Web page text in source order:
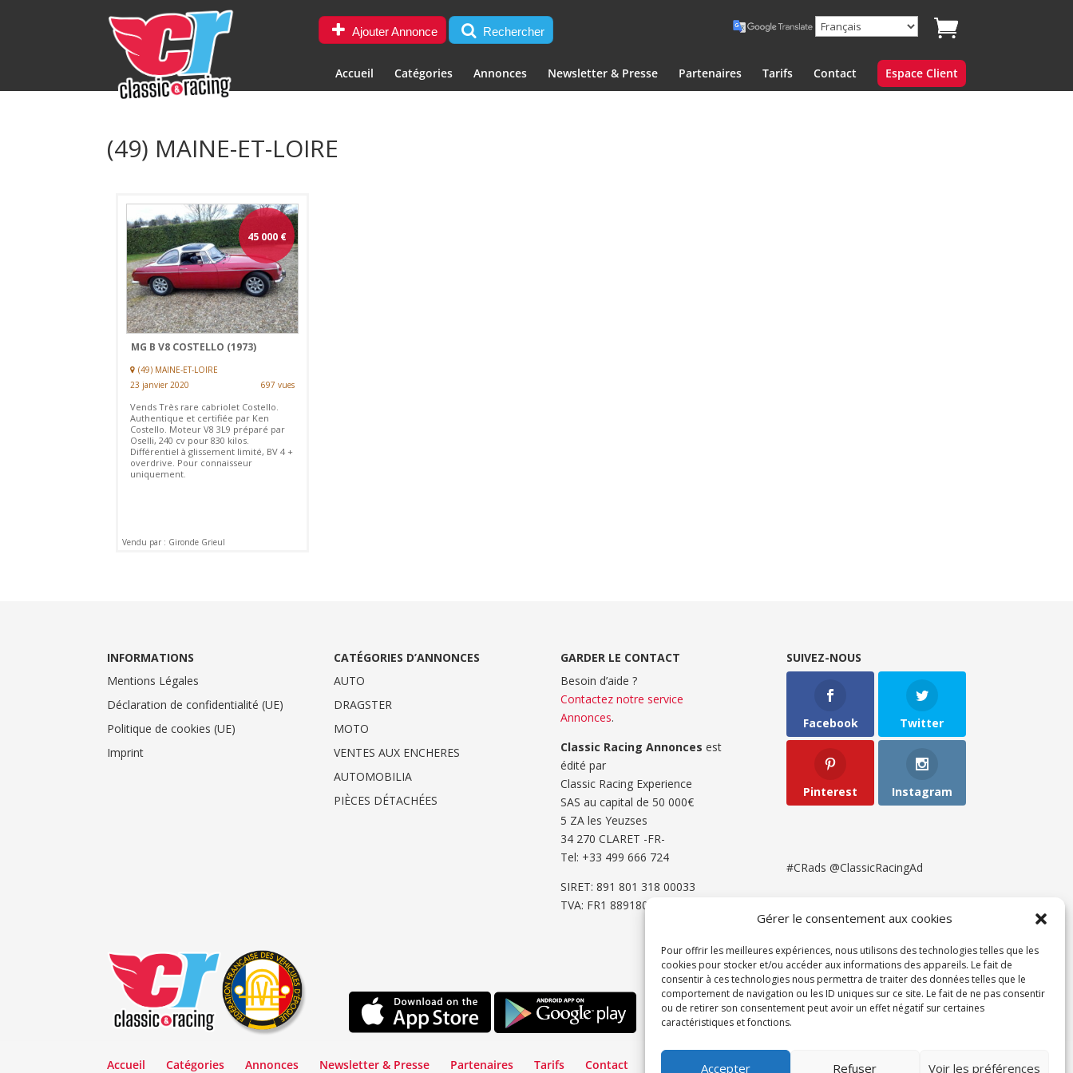
Gérer le consentement aux cookies
Pour offrir les meilleures expériences, nous utilisons des technologies telles que les
cookies pour stocker et/ou accéder aux informations des appareils. Le fait de
consentir à ces technologies nous permettra de traiter des données telles que le
comportement de navigation ou les ID uniques sur ce site. Le fait de ne pas consentir
ou de retirer son consentement peut avoir un effet négatif sur certaines
caractéristiques et fonctions.
Accepter Refuser Voir les préférences
Ajouter Annonce Rechercher
Accueil Catégories Annonces Newsletter & Presse Partenaires Tarifs Contact Espace Client
(49) MAINE-ET-LOIRE
45 000€
MG B V8 COSTELLO (1973)
(49) MAINE-ET-LOIRE
23 janvier 2020
697 vues
Vends Très rare cabriolet Costello.
Authentique et certifiée par Ken
Costello. Moteur V8 3L9 préparé par
Oselli, 240 cv pour 830 kilos.
Différentiel à glissement limité, BV 4 +
overdrive. Pour connaisseur
uniquement.
Vendu par : Gironde Grieul
INFORMATIONS
Mentions Légales
Déclaration de confidentialité (UE)
Politique de cookies (UE)
Imprint
CATÉGORIES D’ANNONCES
AUTO
DRAGSTER
MOTO
VENTES AUX ENCHERES
AUTOMOBILIA
PIÈCES DÉTACHÉES
GARDER LE CONTACT
Besoin d’aide ?
Contactez notre service
Annonces.
Classic Racing Annonces est
édité par
Classic Racing Experience
SAS au capital de 50 000€
5 ZA les Yeuzses
34 270 CLARET -FR-
Tel: ‭+33 499 666 724‬
SIRET: 891 801 318 00033
TVA: FR1 8891801318
SUIVEZ-NOUS
Facebook Twitter
Pinterest Instagram
#CRads @ClassicRacingAd
Accueil Catégories Annonces Newsletter & Presse Partenaires Tarifs Contact Espace Client